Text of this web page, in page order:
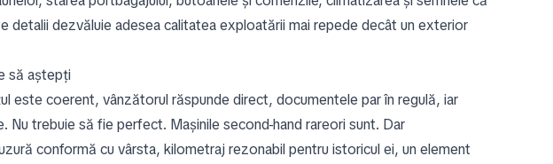
detalii dezvăluie adesea calitatea exploatării mai repede decât un exterior
să aștepți
este coerent, vânzătorul răspunde direct, documentele par în regulă, iar
Nu trebuie să fie perfect. Mașinile second-hand rareori sunt. Dar
conformă cu vârsta, kilometraj rezonabil pentru istoricul ei, un element